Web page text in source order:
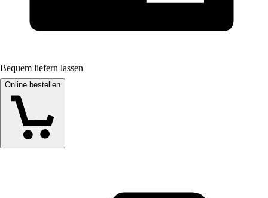
Bequem liefern lassen
Online bestellen